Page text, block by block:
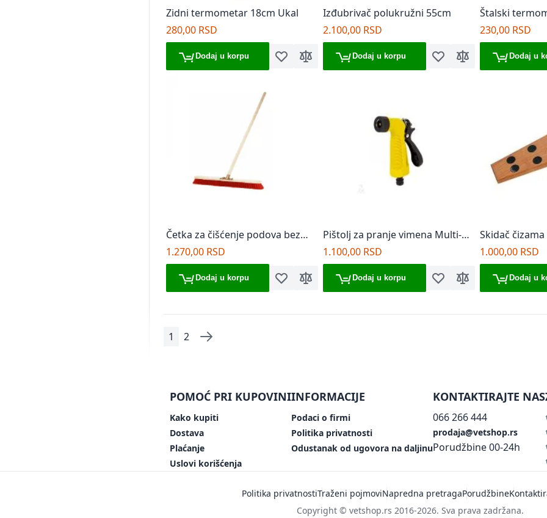
Zidni termometar 18cm Ukal
280,00 RSD
Dodaj u korpu Dodaj u listu želja
Dodaj za poređenje
Izđubrivač polukružni 55cm
2.100,00 RSD
Dodaj u korpu Dodaj u listu želja
Dodaj za poređenje
Štalski
230,00 RSD
Dodaj u
Četka za čišćenje podova bez
drške 60cm
1.270,00 RSD
Dodaj u korpu Dodaj u listu želja
Dodaj za poređenje
Pištolj za pranje vimena Multi-
use Kamer žuti
1.100,00 RSD
Dodaj u korpu Dodaj u listu želja
Dodaj za poređenje
Skidač čizama
1.000,00 RSD
Dodaj u
Page
You're currently reading page
1 Page
2 Page
Sledeće
POMOĆ PRI KUPOVINI
Kako kupiti
Dostava
Plaćanje
Uslovi korišćenja
INFORMACIJE
Podaci o firmi
Politika privatnosti
Odustanak od ugovora na daljinu
KONTAKTIRAJTE NAS
066 266 444
prodaja@vetshop.rs
Porudžbine 00-24h
Politika privatnostiTraženi pojmoviNapredna pretragaPorudžbine
Copyright © vetshop.rs 2016-2026. Sva prava zadržana.